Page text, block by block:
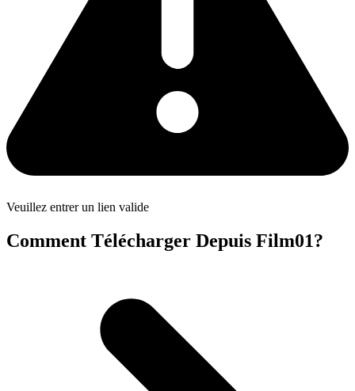
Veuillez entrer un lien valide
Comment Télécharger Depuis Film01?